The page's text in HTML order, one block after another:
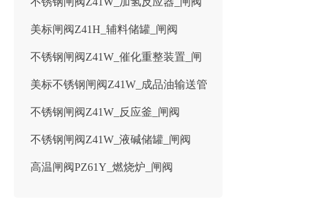
美标闸阀Z41H_辅料储罐_闸阀
不锈钢闸阀Z41W_催化重整装置_闸
阀
美标不锈钢闸阀Z41W_成品油输送管
线
不锈钢闸阀Z41W_反应釜_闸阀
不锈钢闸阀Z41W_液碱储罐_闸阀
高温闸阀PZ61Y_燃烧炉_闸阀